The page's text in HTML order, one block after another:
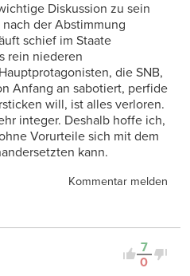
Diskussion zu sein
der Abstimmung
schief im Staate
rein niederen
die SNB,
Anfang an sabotiert, perfide
will, ist alles verloren.
integer. Deshalb hoffe ich,
Vorurteile sich mit dem
kann.
Kommentar melden
7
0